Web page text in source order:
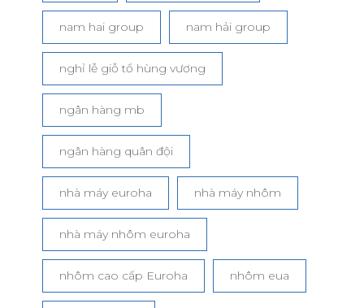
nam hai group nam hải group
nghỉ lễ giỗ tổ hùng vương
ngân hàng mb
ngân hàng quân đội
nhà máy euroha nhà máy nhôm
nhà máy nhôm euroha
nhôm cao cấp Euroha nhôm eua